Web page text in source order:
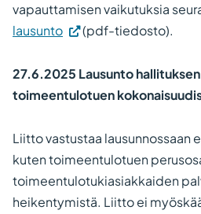
vapauttamisen vaikutuksia
lausunto
(pdf-tiedosto).
27.6.2025 Lausunto
toimeentulotuen
Liitto vastustaa lausunnossaan
kuten toimeentulotuen
toimeentulotukiasiakkaiden
heikentymistä. Liitto ei